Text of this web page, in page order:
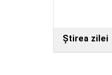
Ştirea zilei